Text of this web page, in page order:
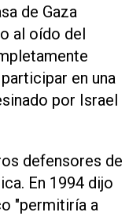
de Gaza
al oído del
en una
por Israel
defensores de
En 1994 dijo
"permitiría a